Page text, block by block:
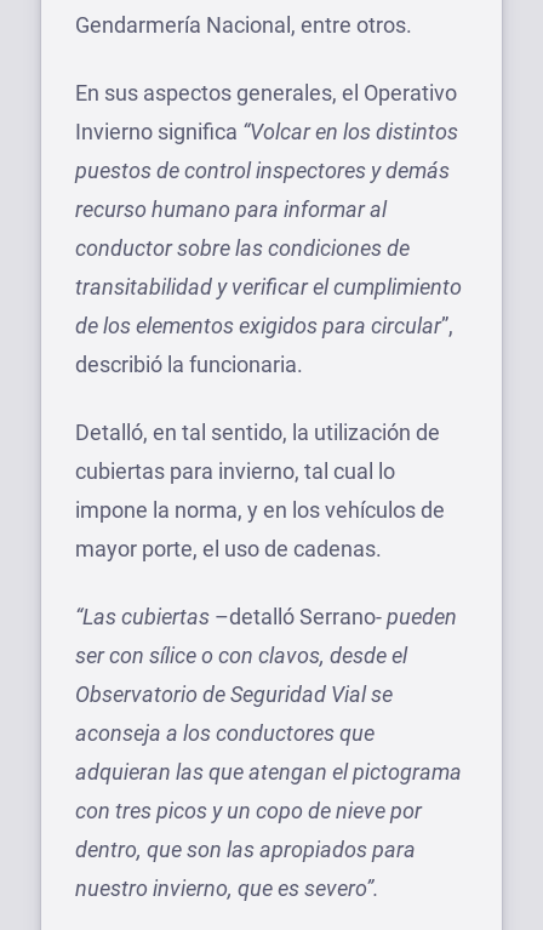
Gendarmería Nacional, entre otros.
En sus aspectos generales, el Operativo
Invierno significa “Volcar en los distintos
puestos de control inspectores y demás
recurso humano para informar al
conductor sobre las condiciones de
transitabilidad y verificar el cumplimiento
de los elementos exigidos para circular”,
describió la funcionaria.
Detalló, en tal sentido, la utilización de
cubiertas para invierno, tal cual lo
impone la norma, y en los vehículos de
mayor porte, el uso de cadenas.
“Las cubiertas –detalló Serrano-pueden
ser con sílice o con clavos, desde el
Observatorio de Seguridad Vial se
aconseja a los conductores que
adquieran las que atengan el pictograma
con tres picos y un copo de nieve por
dentro, que son las apropiados para
nuestro invierno, que es severo”.